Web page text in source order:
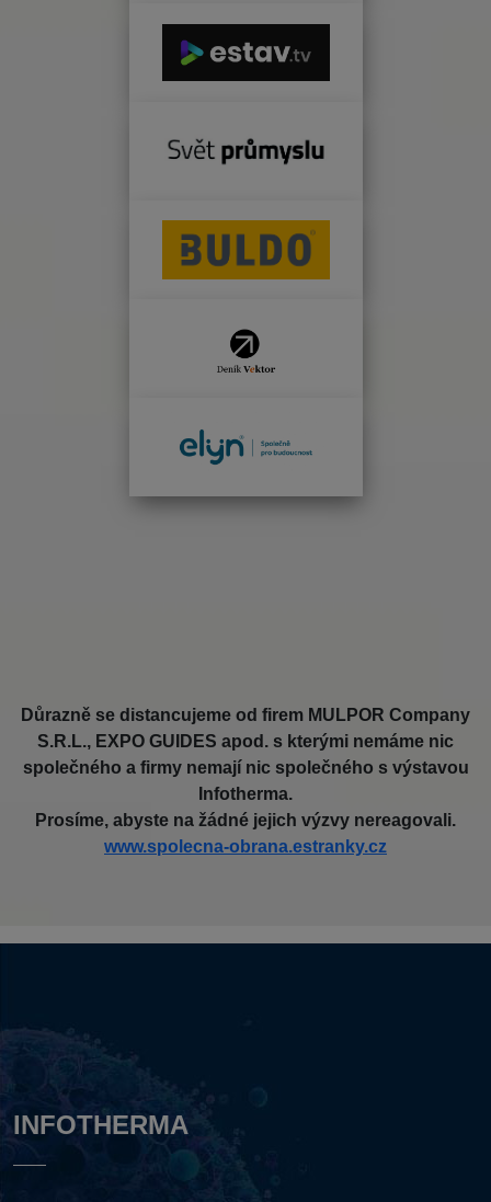
Důrazně se distancujeme od firem MULPOR Company
S.R.L., EXPO GUIDES apod. s kterými nemáme nic
společného a firmy nemají nic společného s výstavou
Infotherma.
Prosíme, abyste na žádné jejich výzvy nereagovali.
www.spolecna-obrana.estranky.cz
INFOTHERMA